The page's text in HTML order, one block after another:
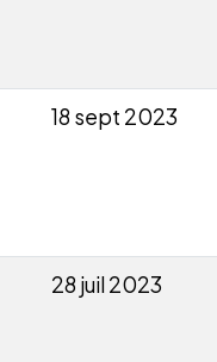
18 sept 2023
28 juil 2023